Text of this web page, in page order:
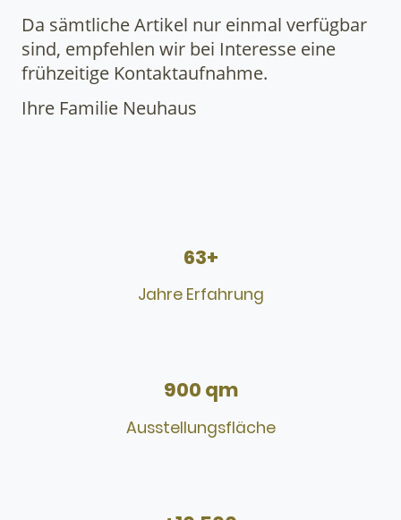
Da sämtliche Artikel nur einmal verfügbar
sind, empfehlen wir bei Interesse eine
frühzeitige Kontaktaufnahme.
Ihre Familie Neuhaus
63+
Jahre Erfahrung
900 qm
Ausstellungsfläche